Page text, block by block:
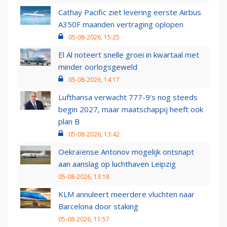
Cathay Pacific ziet levering eerste Airbus
A350F maanden vertraging oplopen
05-08-2026, 15:25
El Al noteert snelle groei in kwartaal met
minder oorlogsgeweld
05-08-2026, 14:17
Lufthansa verwacht 777-9’s nog steeds
begin 2027, maar maatschappij heeft ook
plan B
05-08-2026, 13:42
Oekraïense Antonov mogelijk ontsnapt
aan aanslag op luchthaven Leipzig
05-08-2026, 13:18
KLM annuleert meerdere vluchten naar
Barcelona door staking
05-08-2026, 11:57